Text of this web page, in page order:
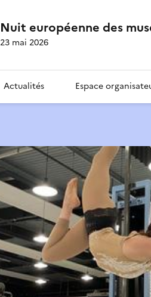
Nuit européenne des
23 mai 2026
Actualités Espace